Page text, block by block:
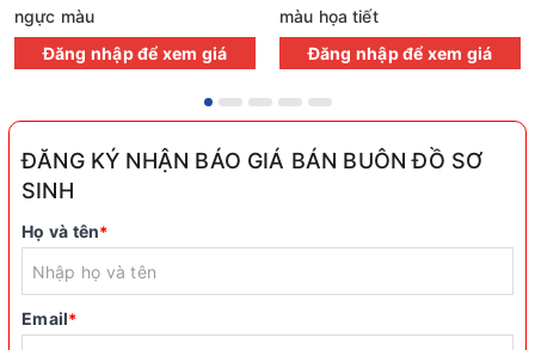
ngực màu
Đăng nhập để xem giá
màu họa tiết
Đăng nhập để xem giá
ĐĂNG KÝ NHẬN BÁO GIÁ BÁN BUÔN ĐỒ SƠ
SINH
Họ và tên*
Email*